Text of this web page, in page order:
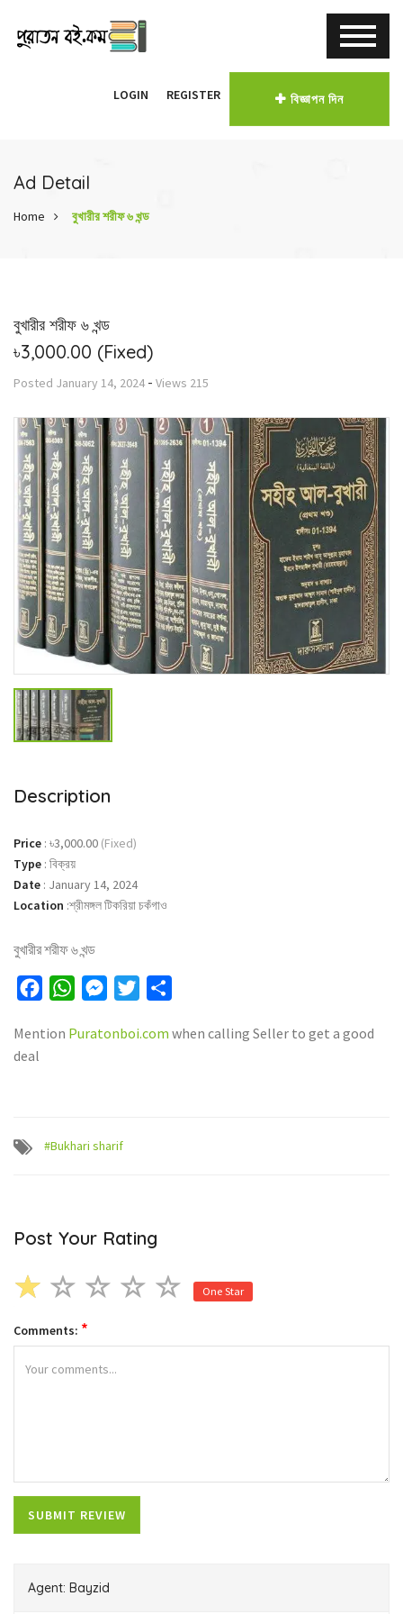
LOGIN REGISTER বিজ্ঞাপন দিন
Ad Detail
Home বুখারীর শরীফ ৬ খন্ড
বুখারীর শরীফ ৬ খন্ড
৳3,000.00 (Fixed)
Posted January 14, 2024 - Views 215
Description
Price : ৳3,000.00 (Fixed)
Type : বিক্রয়
Date : January 14, 2024
Location :শ্রীমঙ্গল টিকরিয়া চকঁগাও
বুখারীর শরীফ ৬ খন্ড
FacebookWhatsAppMessenger
Twitter
Mention Puratonboi.com when calling Seller to get a good
deal
#Bukhari sharif
Post Your Rating
One Star
Comments: *
Agent: Bayzid